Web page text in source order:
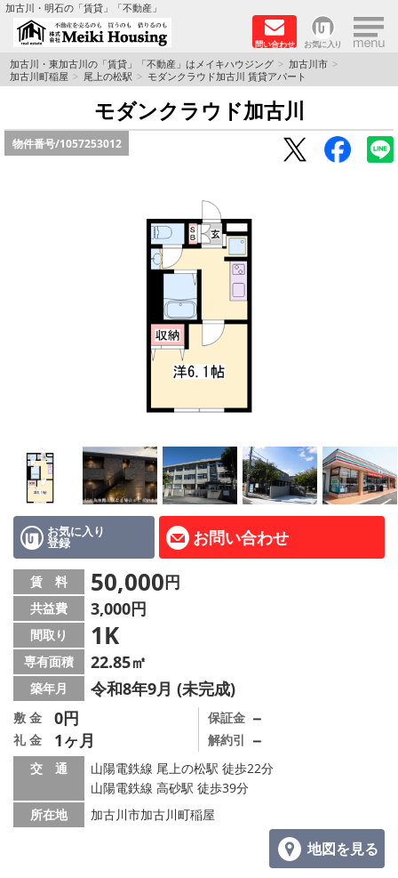
加古川・明石の「賃貸」「不動産」
問い合わせ お気に入り ×
TOPページ
☆メイキハウジングオススメ物件特集☆
都市ガス物件
◆新築物件の新設備で快適♪◆
地域から探す
地図から探す
スタッフ紹介
Instagram
店舗情報·アクセス
会社概要
メールでお問い合わせ
加古川・東加古川の「賃貸」「不動産」はメイキハウジング
加古川市
加古川町稲屋
尾上の松駅 モダンクラウド加古川 賃貸アパート
モダンクラウド加古川
物件番号/1057253012
お気に入り
登録 お問い合わせ
賃 料 50,000円
共益費 3,000円
間取り 1K
専有面積 22.85㎡
築年月 令和8年9月 (未完成)
敷 金 0円
礼 金 1ヶ月
保証金 －
解約引 －
交 通
山陽電鉄線 尾上の松駅 徒歩22分
山陽電鉄線 高砂駅 徒歩39分
所在地
加古川市加古川町稲屋
地図を見る